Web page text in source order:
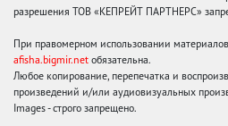
разрешения ТОВ «КЕПРЕЙТ ПАРТНЕРС»
При правомерном использовании
afisha.bigmir.net обязательна.
Любое копирование, перепечатка и
произведений и/или аудиовизуальных
Images - строго запрещено.